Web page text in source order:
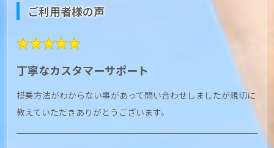
ご利用者様の声
★★★★★
丁寧なカスタマーサポート
搭乗方法がわからない事があって問い合わせしましたが親切に
教えていただきありがとうございます。